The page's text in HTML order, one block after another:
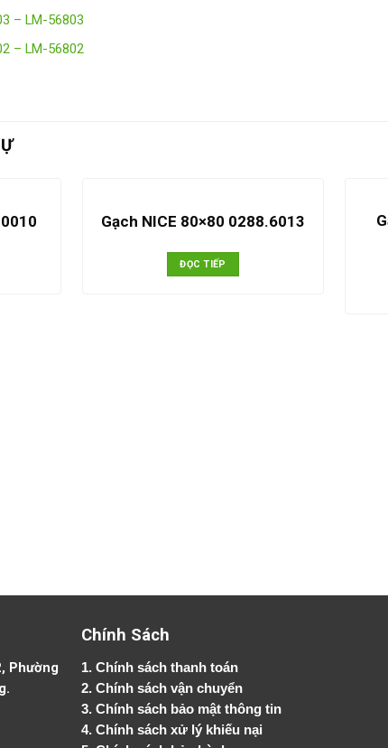
– LM-56803
– LM-56802
Gạch NICE 80×80 0288.6013
ĐỌC TIẾP
Phường
Chính Sách
1.Chính sách thanh toán
2.Chính sách vận chuyển
3. Chính sách bảo mật thông tin
4.Chính sách xử lý khiếu nại